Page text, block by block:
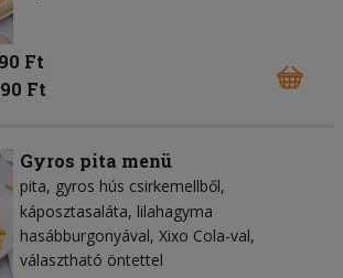
Ft
Ft
Gyros pita menü
pita gyros hús csirkemellből
káposztasaláta lilahagyma
hasábburgonyával, Xixo Cola-val,
választható öntettel